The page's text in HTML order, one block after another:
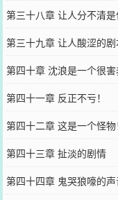
第三十八章 让人分不清是
第三十九章 让人酸涩的
第四十章 沈浪是一个很害
第四十一章 反正不亏！
第四十二章 这是一个怪物
第四十三章 扯淡的剧情
第四十四章 鬼哭狼嚎的